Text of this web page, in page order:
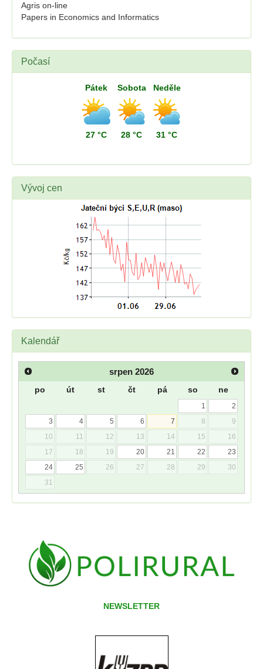
Agris on-line
Papers in Economics and Informatics
Počasí
Pátek
27 °C
Sobota
28 °C
Neděle
31 °C
Vývoj cen
Kalendář
srpen 2026
po út st čt pá so ne
1
2
3
4 5 6 7 8
9
10
11 12 13 14 15
16
17
18 19 20 21 22
23
24
25 26 27 28 29
30
31
NEWSLETTER